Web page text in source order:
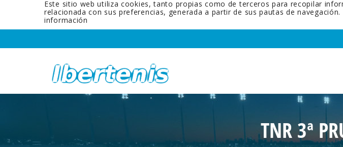
Este sitio web utiliza cookies, tanto propias como de terceros para recopilar
relacionada con sus preferencias, generada a partir de sus pautas de
información
TNR 3ª